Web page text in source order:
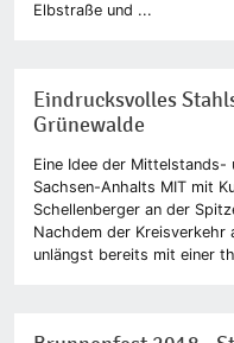
Elbstraße und ...
Eindrucksvolles
Grünewalde
Eine Idee der
Sachsen-Anhalts MIT mit
Schellenberger an der
Nachdem der Kreisverkehr
unlängst bereits mit einer